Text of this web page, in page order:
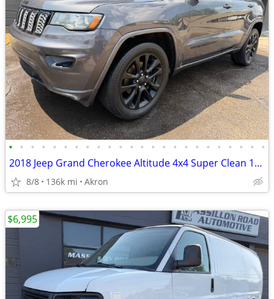
• • • • • • • • • • • • • • • • • • • • • • • •
2018 Jeep Grand Cherokee Altitude 4x4 Super Clean 139,000 Miles
8/8 136k mi Akron
$6,995